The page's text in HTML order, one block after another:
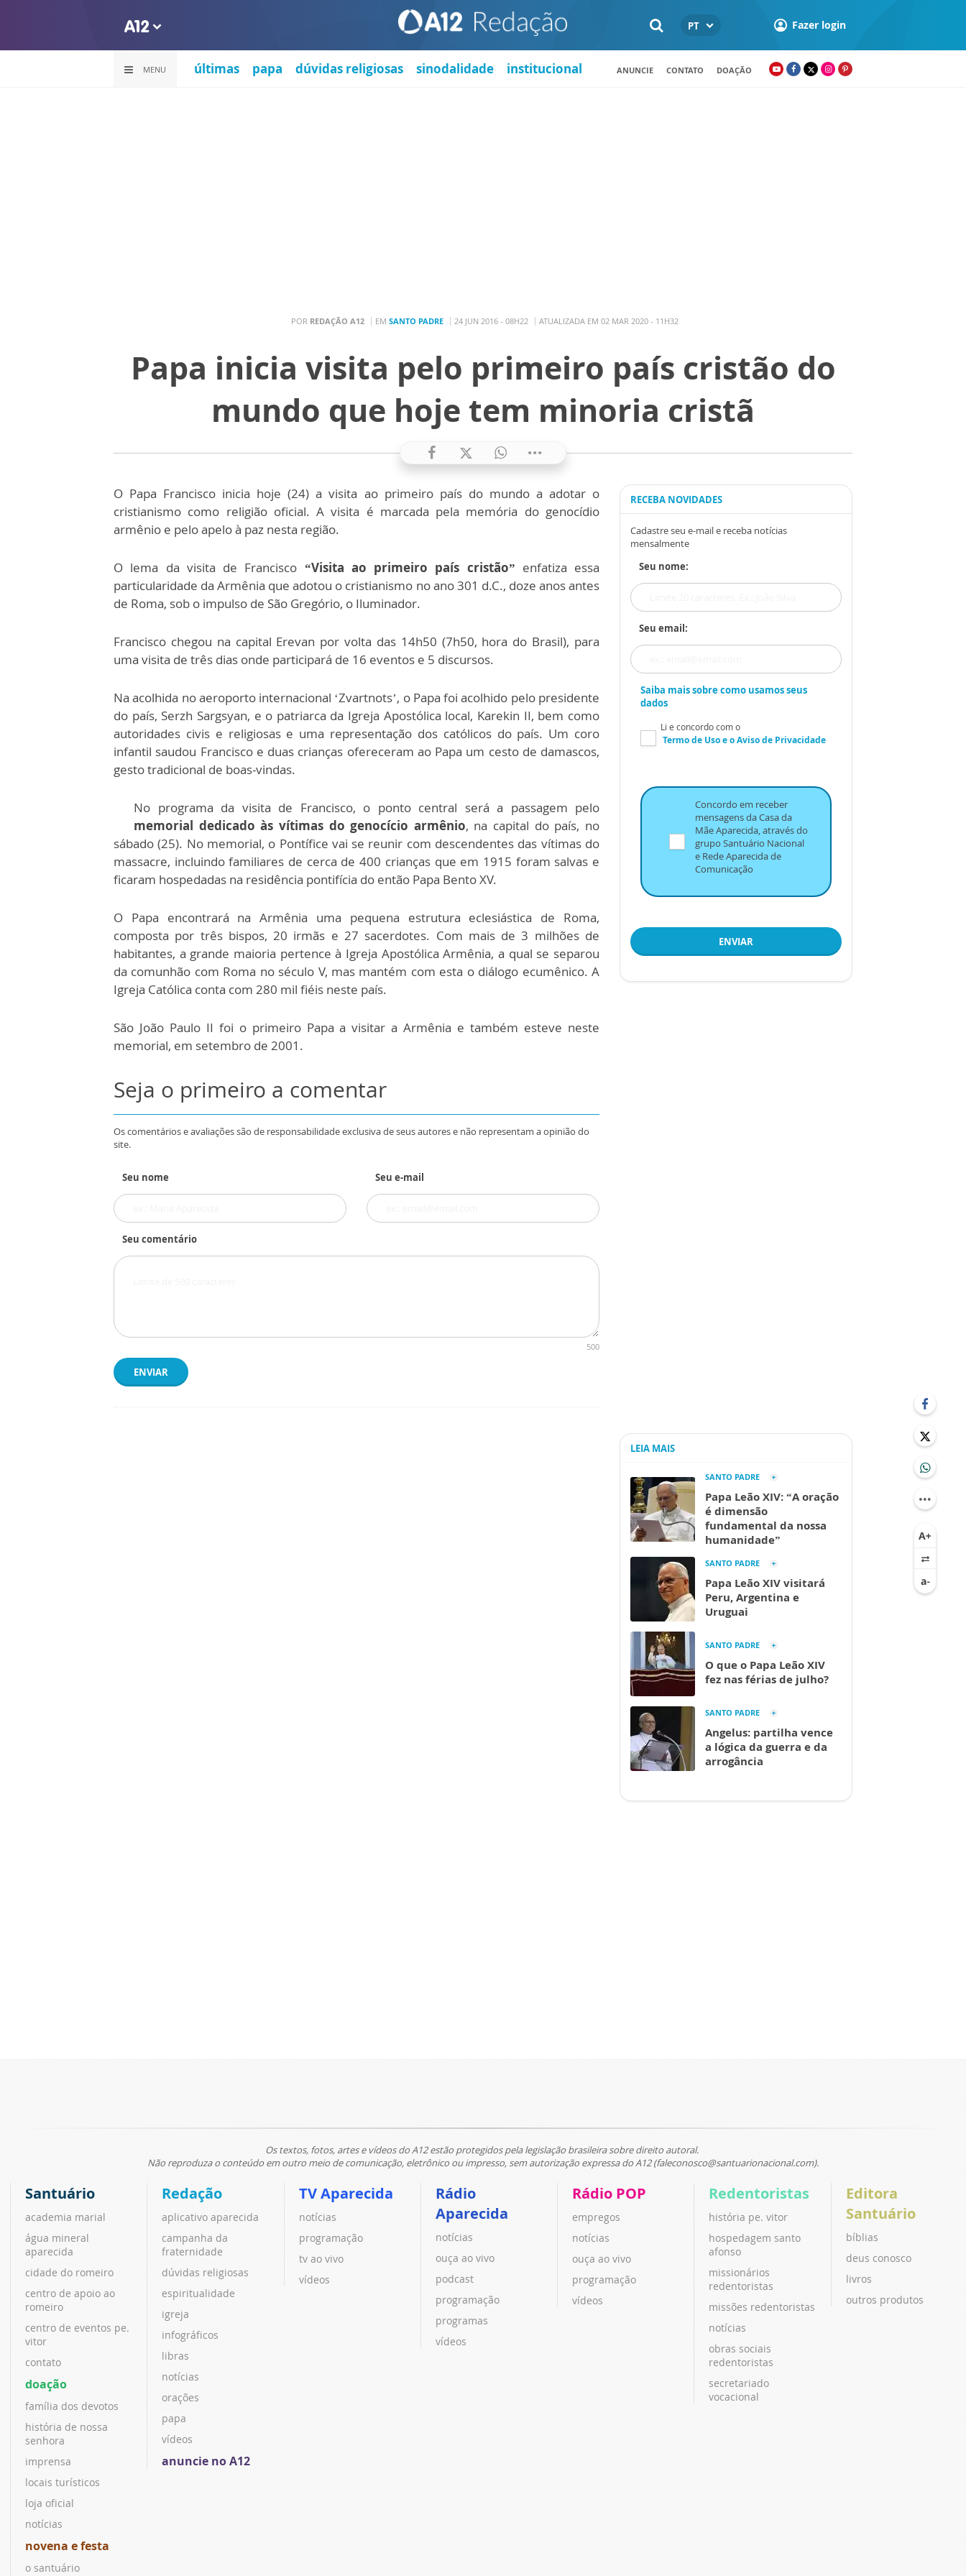
PT Fazer login
MENU últimas papa dúvidas religiosas sinodalidade institucional ANUNCIE CONTATO DOAÇÃO
POR REDAÇÃO A12 EM SANTO PADRE 24 JUN 2016 - 08H22 ATUALIZADA EM 02 MAR 2020 - 11H32
Papa inicia visita pelo primeiro país cristão do
mundo que hoje tem minoria cristã
O Papa Francisco inicia hoje (24) a visita ao primeiro país do mundo a adotar o
cristianismo como religião oficial. A visita é marcada pela memória do genocídio
armênio e pelo apelo à paz nesta região.
O lema da visita de Francisco “Visita ao primeiro país cristão” enfatiza essa
particularidade da Armênia que adotou o cristianismo no ano 301 d.C., doze anos antes
de Roma, sob o impulso de São Gregório, o Iluminador.
Francisco chegou na capital Erevan por volta das 14h50 (7h50, hora do Brasil), para
uma visita de três dias onde participará de 16 eventos e 5 discursos.
Na acolhida no aeroporto internacional ‘Zvartnots’, o Papa foi acolhido pelo presidente
do país, Serzh Sargsyan, e o patriarca da Igreja Apostólica local, Karekin II, bem como
autoridades civis e religiosas e uma representação dos católicos do país. Um coro
infantil saudou Francisco e duas crianças ofereceram ao Papa um cesto de damascos,
gesto tradicional de boas-vindas.
No programa da visita de Francisco, o ponto central será a passagem pelo
memorial dedicado às vítimas do genocício armênio, na capital do país, no
sábado (25). No memorial, o Pontífice vai se reunir com descendentes das vítimas do
massacre, incluindo familiares de cerca de 400 crianças que em 1915 foram salvas e
ficaram hospedadas na residência pontifícia do então Papa Bento XV.
O Papa encontrará na Armênia uma pequena estrutura eclesiástica de Roma,
composta por três bispos, 20 irmãs e 27 sacerdotes. Com mais de 3 milhões de
habitantes, a grande maioria pertence à Igreja Apostólica Armênia, a qual se separou
da comunhão com Roma no século V, mas mantém com esta o diálogo ecumênico. A
Igreja Católica conta com 280 mil fiéis neste país.
São João Paulo II foi o primeiro Papa a visitar a Armênia e também esteve neste
memorial, em setembro de 2001.
Seja o primeiro a comentar
Os comentários e avaliações são de responsabilidade exclusiva de seus autores e não representam a opinião do
site.
Seu nome Seu e-mail
Seu comentário
500
ENVIAR
RECEBA NOVIDADES
Cadastre seu e-mail e receba notícias
mensalmente
Seu nome:
Seu email:
Saiba mais sobre como usamos seus
dados
Li e concordo com o
Termo de Usoe oAviso de Privacidade
Concordo em receber
mensagens da Casa da
Mãe Aparecida, através do
grupo Santuário Nacional
e Rede Aparecida de
Comunicação
ENVIAR
LEIA MAIS
SANTO PADRE
Papa Leão XIV: “A oração
é dimensão
fundamental da nossa
humanidade”
SANTO PADRE
Papa Leão XIV visitará
Peru, Argentina e
Uruguai
SANTO PADRE
O que o Papa Leão XIV
fez nas férias de julho?
SANTO PADRE
Angelus: partilha vence
a lógica da guerra e da
arrogância
Os textos, fotos, artes e vídeos do A12 estão protegidos pela legislação brasileira sobre direito autoral.
Não reproduza o conteúdo em outro meio de comunicação, eletrônico ou impresso, sem autorização expressa do A12 (faleconosco@santuarionacional.com).
Santuário
academia marial
água mineral
aparecida
cidade do romeiro
centro de apoio ao
romeiro
centro de eventos pe.
vitor
contato
doação
família dos devotos
história de nossa
senhora
imprensa
locais turísticos
loja oficial
notícias
novena e festa
o santuário
Redação
aplicativo aparecida
campanha da
fraternidade
dúvidas religiosas
espiritualidade
igreja
infográficos
libras
notícias
orações
papa
vídeos
anuncie no A12
TV Aparecida
notícias
programação
tv ao vivo
vídeos
Rádio
Aparecida
notícias
ouça ao vivo
podcast
programação
programas
vídeos
Rádio POP
empregos
notícias
ouça ao vivo
programação
vídeos
Redentoristas
história pe. vitor
hospedagem santo
afonso
missionários
redentoristas
missões redentoristas
notícias
obras sociais
redentoristas
secretariado
vocacional
Editora
Santuário
bíblias
deus conosco
livros
outros produtos